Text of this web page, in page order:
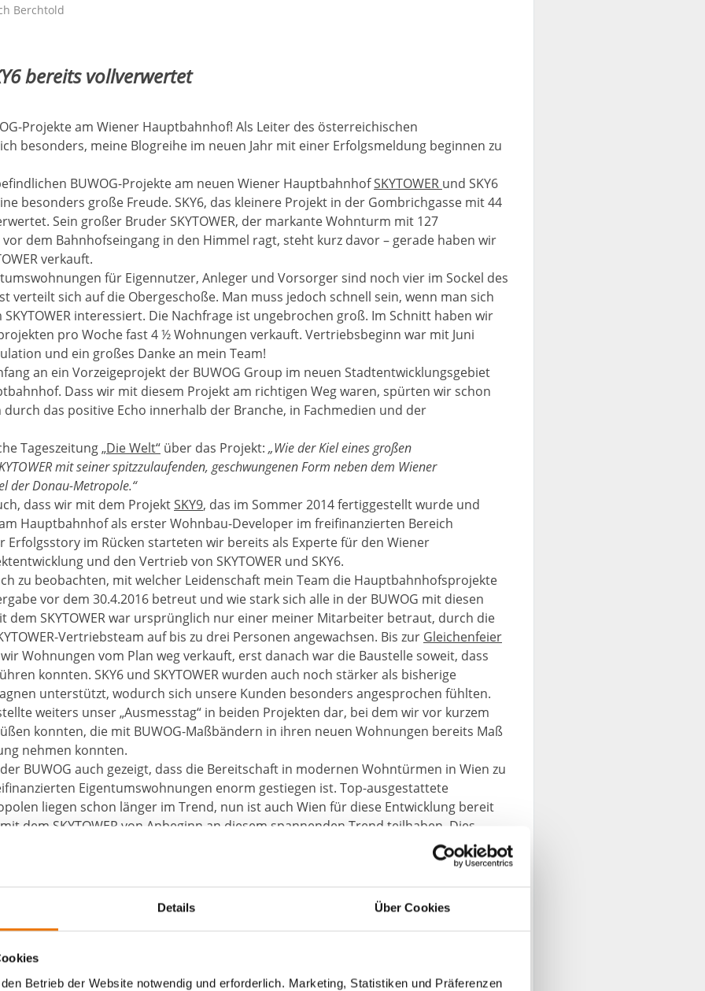
Details Über Cookies
Betrieb der Website notwendig und erforderlich. Marketing, Statistiken und Präferenzen
Berchtold
bereits vollverwertet
Projekte am Wiener Hauptbahnhof! Als Leiter des österreichischen
besonders, meine Blogreihe im neuen Jahr mit einer Erfolgsmeldung beginnen zu
BUWOG-Projekte am neuen Wiener HauptbahnhofSKYTOWER und SKY6
besonders große Freude. SKY6, das kleinere Projekt in der Gombrichgasse mit 44
Sein großer Bruder SKYTOWER, der markante Wohnturm mit 127
dem Bahnhofseingang in den Himmel ragt, steht kurz davor – gerade haben wir
verkauft.
für Eigennutzer, Anleger und Vorsorger sind noch vier im Sockel des
verteilt sich auf die Obergeschoße. Man muss jedoch schnell sein, wenn man sich
interessiert. Die Nachfrage ist ungebrochen groß. Im Schnitt haben wir
pro Woche fast 4 ½ Wohnungen verkauft. Vertriebsbeginn war mit Juni
und ein großes Danke an mein Team!
an ein Vorzeigeprojekt der BUWOG Group im neuen Stadtentwicklungsgebiet
Dass wir mit diesem Projekt am richtigen Weg waren, spürten wir schon
das positive Echo innerhalb der Branche, in Fachmedien und der
Tageszeitung„Die Welt“ über das Projekt: „Wie der Kiel eines großen
mit seiner spitzzulaufenden, geschwungenen Form neben dem Wiener
der Donau-Metropole.“
dass wir mit dem ProjektSKY9, das im Sommer 2014 fertiggestellt wurde und
Hauptbahnhof als erster Wohnbau-Developer im freifinanzierten Bereich
Erfolgsstory im Rücken starteten wir bereits als Experte für den Wiener
und den Vertrieb von SKYTOWER und SKY6.
zu beobachten, mit welcher Leidenschaft mein Team die Hauptbahnhofsprojekte
vor dem 30.4.2016 betreut und wie stark sich alle in der BUWOG mit diesen
dem SKYTOWER war ursprünglich nur einer meiner Mitarbeiter betraut, durch die
Vertriebsteam auf bis zu drei Personen angewachsen. Bis zur Gleichenfeier
Wohnungen vom Plan weg verkauft, erst danach war die Baustelle soweit, dass
konnten. SKY6 und SKYTOWER wurden auch noch stärker als bisherige
unterstützt, wodurch sich unsere Kunden besonders angesprochen fühlten.
weiters unser „Ausmesstag“ in beiden Projekten dar, bei dem wir vor kurzem
konnten, die mit BUWOG-Maßbändern in ihren neuen Wohnungen bereits Maß
nehmen konnten.
der BUWOG auch gezeigt, dass die Bereitschaft in modernen Wohntürmen in Wien zu
Eigentumswohnungen enorm gestiegen ist. Top-ausgestattete
liegen schon länger im Trend, nun ist auch Wien für diese Entwicklung bereit
dem SKYTOWER von Anbeginn an diesem spannenden Trend teilhaben. Dies
wie Anleger an. Ebenso positiv ist der Neubau bzw. die Modernisierung von
Flächen für dringend benötigten Wohnraum in zentralen Lagen frei werden. Dies
, wo die BUWOG mit dem Projekt „Vorgartenstraße“ vertreten war,
sich nun am Wiener Hauptbahnhof fort.
freut sich daher schon auf neue Wohnturm-Projekte der BUWOG und auf die
finden Sie unter: